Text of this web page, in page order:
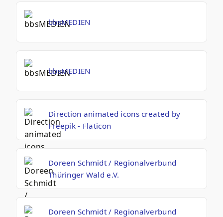
bbsMEDIEN
bbsMEDIEN
Direction animated icons created by
Freepik - Flaticon
Doreen Schmidt / Regionalverbund
Thüringer Wald e.V.
Doreen Schmidt / Regionalverbund